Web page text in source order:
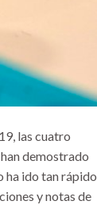
las cuatro
demostrado
ha ido tan rápido
y notas de